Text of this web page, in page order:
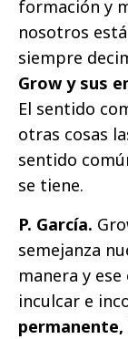
formación y
nosotros
siempre
Grow y sus
El sentido
otras cosas
sentido
se tiene.
P. García.
semejanza
manera y
inculcar e